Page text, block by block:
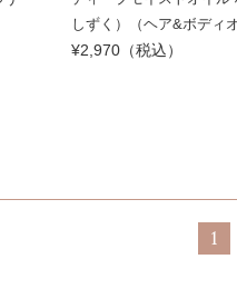
しずく）（ヘア&ボディ
¥2,970（税込）
1